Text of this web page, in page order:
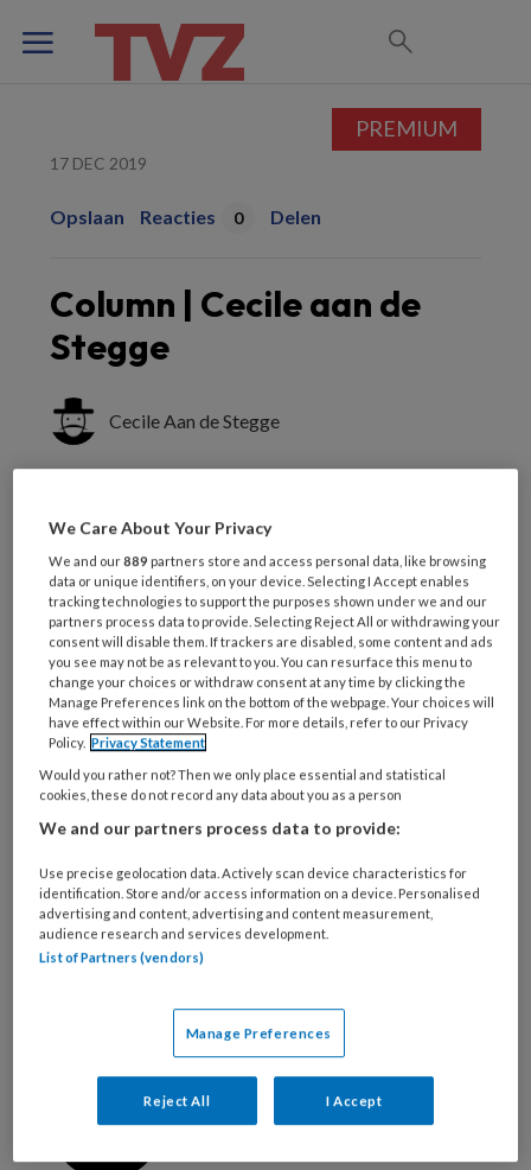
17 DEC 2019
Opslaan Reacties 0 Delen
Column | Cecile aan de
Stegge
Cecile Aan de Stegge
verzetsheldin
Één maand na de Duitse inval
PREMIUM
Bekijk de mogelijkheden
Al abonnee?Log dan in
PREMIUM
Reageer op dit artikel Deel dit artikel
Cecile Aan de Stegge
We Care About Your Privacy
We and our889 partners store and access personal data, like browsing
data or unique identifiers, on your device. Selecting I Accept enables
tracking technologies to support the purposes shown under we and our
partners process data to provide. Selecting Reject All or withdrawing your
consent will disable them. If trackers are disabled, some content and ads
you see may not be as relevant to you. You can resurface this menu to
change your choices or withdraw consent at any time by clicking the
Manage Preferences link on the bottom of the webpage. Your choices will
have effect within our Website. For more details, refer to our Privacy
Policy. Privacy Statement
Would you rather not? Then we only place essential and statistical
cookies, these do not record any data about you as a person
We and our partners process data to provide:
Use precise geolocation data. Actively scan device characteristics for
identification. Store and/or access information on a device. Personalised
advertising and content, advertising and content measurement,
audience research and services development.
List of Partners (vendors)
Manage Preferences
Reject All I Accept